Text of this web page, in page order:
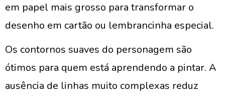
em papel mais grosso para transformar o
desenho em cartão ou lembrancinha especial.
Os contornos suaves do personagem são
ótimos para quem está aprendendo a pintar. A
ausência de linhas muito complexas reduz